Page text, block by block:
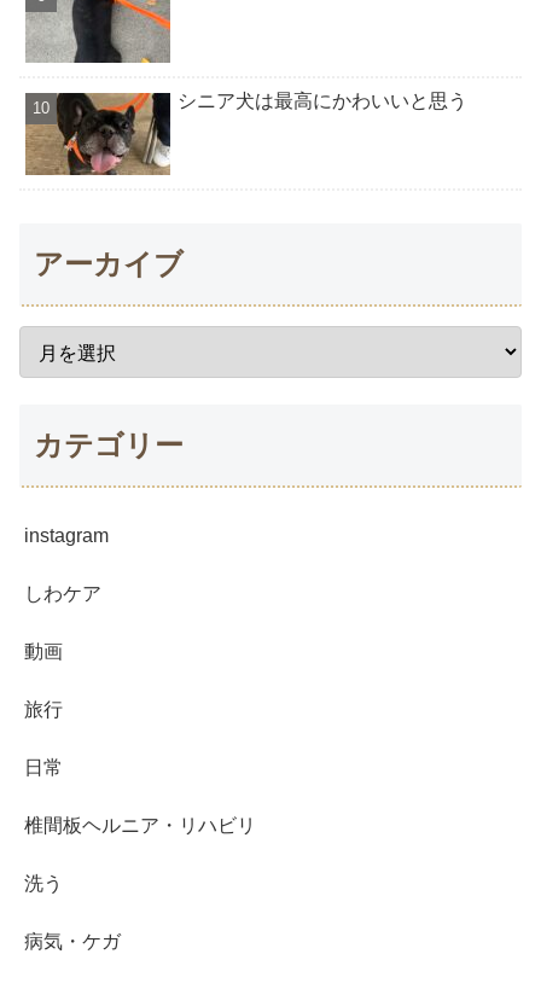
シニア犬は最高にかわいいと思う
アーカイブ
カテゴリー
instagram
しわケア
動画
旅行
日常
椎間板ヘルニア・リハビリ
洗う
病気・ケガ